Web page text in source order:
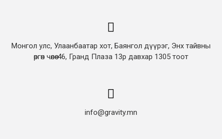
Монгол улс, Улаанбаатар хот, Баянгол дүүрэг, Энх тайвны
өргөн чөлөө-46, Гранд Плаза 13р давхар 1305 тоот
info@gravity.mn